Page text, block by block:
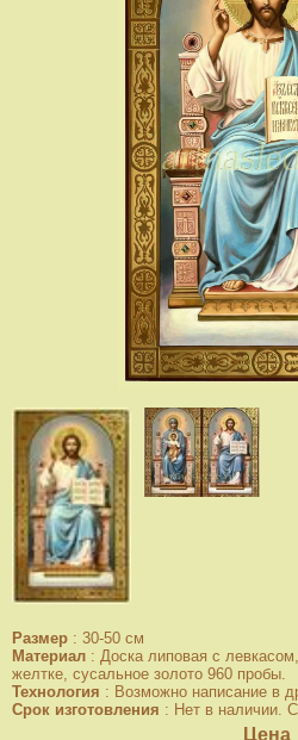
Размер : 30-50 см
Материал : Доска липовая с
желтке, сусальное золото 960 пробы.
Технология : Возможно написание в
Срок изготовления : Нет в наличии.
Цена